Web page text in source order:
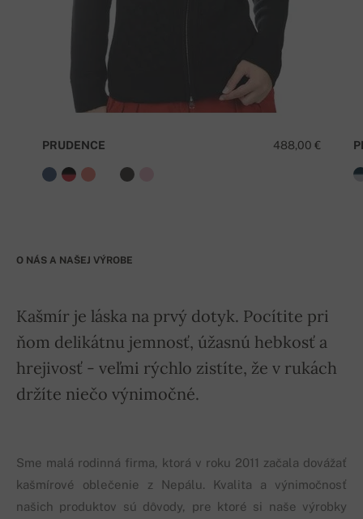
488,00 €
PRUDENCE
O NÁS A NAŠEJ VÝROBE
Kašmír je láska na prvý dotyk. Pocítite pri
ňom delikátnu jemnosť, úžasnú hebkosť a
hrejivosť - veľmi rýchlo zistíte, že v rukách
držíte niečo výnimočné.
Sme malá rodinná firma, ktorá v roku 2011 začala dovážať
kašmírové oblečenie z Nepálu. Kvalita a výnimočnosť
našich produktov sú dôvody, pre ktoré si naše výrobky